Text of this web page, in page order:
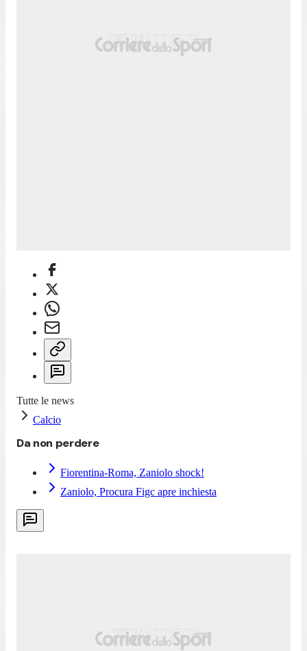
Tutte le news
Calcio
Da non perdere
Fiorentina-Roma, Zaniolo shock!
Zaniolo, Procura Figc apre inchiesta